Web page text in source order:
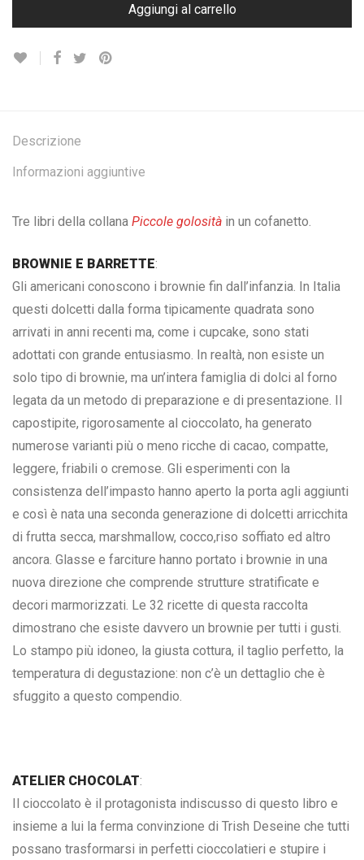
Aggiungi al carrello
Descrizione
Informazioni aggiuntive
Tre libri della collana Piccole golosità in un cofanetto.
BROWNIE E BARRETTE:
Gli americani conoscono i brownie fin dall’infanzia. In Italia
questi dolcetti dalla forma tipicamente quadrata sono
arrivati in anni recenti ma, come i cupcake, sono stati
adottati con grande entusiasmo. In realtà, non esiste un
solo tipo di brownie, ma un’intera famiglia di dolci al forno
legata da un metodo di preparazione e di presentazione. Il
capostipite, rigorosamente al cioccolato, ha generato
numerose varianti più o meno ricche di cacao, compatte,
leggere, friabili o cremose. Gli esperimenti con la
consistenza dell’impasto hanno aperto la porta agli aggiunti
e così è nata una seconda generazione di dolcetti arricchita
di frutta secca, marshmallow, cocco,riso soffiato ed altro
ancora. Glasse e farciture hanno portato i brownie in una
nuova direzione che comprende strutture stratificate e
decori marmorizzati. Le 32 ricette di questa raccolta
dimostrano che esiste davvero un brownie per tutti i gusti.
Lo stampo più idoneo, la giusta cottura, il taglio perfetto, la
temperatura di degustazione: non c’è un dettaglio che è
sfuggito a questo compendio.
ATELIER CHOCOLAT:
Il cioccolato è il protagonista indiscusso di questo libro e
insieme a lui la ferma convinzione di Trish Deseine che tutti
possano trasformarsi in perfetti cioccolatieri e stupire i